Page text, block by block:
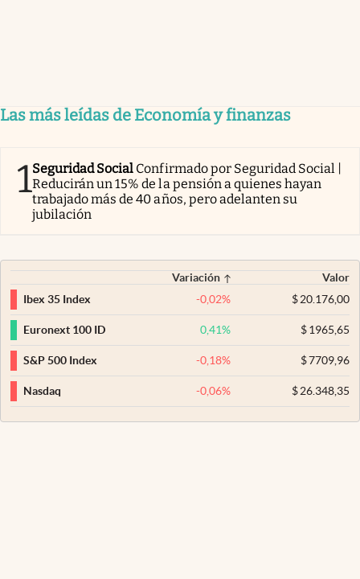
Las más leídas de Economía y finanzas
1Seguridad Social Confirmado por Seguridad Social |
Reducirán un 15% de la pensión a quienes hayan
trabajado más de 40 años, pero adelanten su
jubilación
Variación
Valor
Ibex 35 Index
-0,02% $20.176,00
Euronext 100 ID 0,41% $1965,65
S&P 500 Index -0,18% $7709,96
Nasdaq -0,06% $26.348,35